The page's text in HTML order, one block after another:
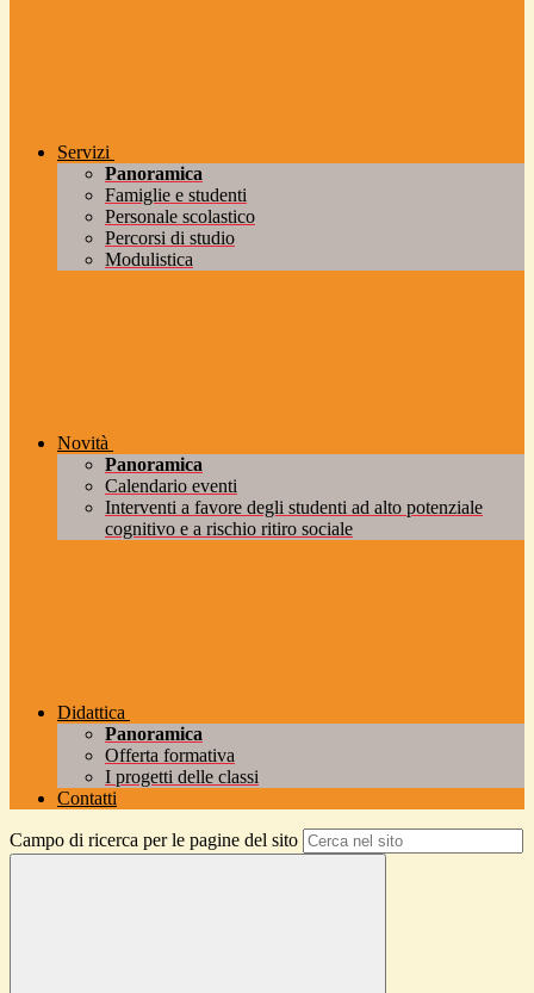
Servizi
Panoramica
Famiglie e studenti
Personale scolastico
Percorsi di studio
Modulistica
Novità
Panoramica
Calendario eventi
Interventi a favore degli studenti ad alto potenziale
cognitivo e a rischio ritiro sociale
Didattica
Panoramica
Offerta formativa
I progetti delle classi
Contatti
Campo di ricerca per le pagine del sito